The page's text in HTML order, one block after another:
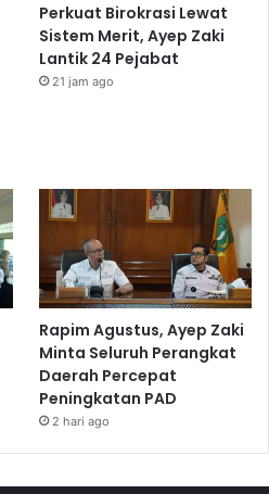
Perkuat Birokrasi Lewat
Sistem Merit, Ayep Zaki
Lantik 24 Pejabat
21 jam ago
Rapim Agustus, Ayep Zaki
Minta Seluruh Perangkat
Daerah Percepat
Peningkatan PAD
2 hari ago